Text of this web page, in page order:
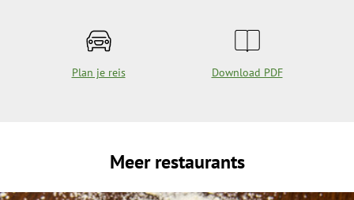
Plan je reis Download PDF
Meer restaurants